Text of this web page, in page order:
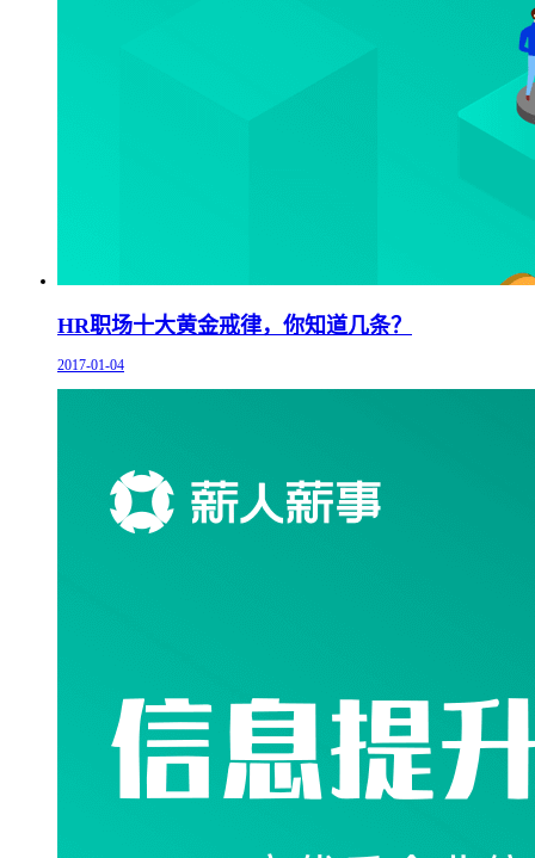
HR职场十大黄金戒律，你知道几条？
2017-01-04